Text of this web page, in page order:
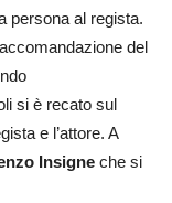
persona al regista.
del
si è recato sul
e l’attore. A
Insigne che si